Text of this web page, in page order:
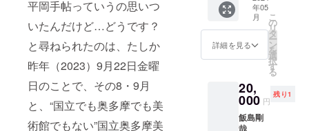
平岡手帖っていうの思いつ
いたんだけど…どうです？
と尋ねられたのは、たしか
昨年（2023）9月22日金曜
日のことで、その8・9月
と、“国立でも奥多摩でも美
術館でもない”国立奥多摩美
ント
ページ
でご覧
くださ
い。）
にとっ
て喜ば
しいこ
ないだ
ろう
分以外
の誰か
の眼を
借りて
綴って
いる。
ちょっ
と好き
は説明
しきれ
ない何
かを感
ウォッ
チング
を始め
こと
だっ
リッ
ト」と
聞き、
なんと
行きが
ちだけ
その時
代の空
背景を
伝える
のは光
が当
ので最
近は
「諦
め」み
いる。
オン
ングコ
と、あ
らゆる
展示に
ついて
景が書
かれて
いる。
読んで
品しお
りサイ
ズ ＋ ●
この作
品の額
装「額
片隅」
特別割
引チ
ケット
年05
月
詳細を見る
こ
の
リ
タ
ー
ン
を
選
択
す
る
20,
000 円
残り1
飯島剛
哉